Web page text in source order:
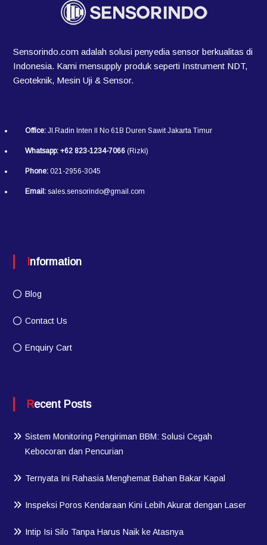
Sensorindo.com adalah solusi penyedia sensor berkualitas di
Indonesia. Kami mensupply produk seperti Instrument NDT,
Geoteknik, Mesin Uji & Sensor.
Office:Jl.Radin Inten II No 61B Duren Sawit Jakarta Timur
Whatsapp: +62 823-1234-7066(Rizki)
Phone:021-2956-3045
Email:sales.sensorindo@gmail.com
Information
Blog
Contact Us
Enquiry Cart
Recent Posts
Sistem Monitoring Pengiriman BBM: Solusi Cegah
Kebocoran dan Pencurian
Ternyata Ini Rahasia Menghemat Bahan Bakar Kapal
Inspeksi Poros Kendaraan Kini Lebih Akurat dengan Laser
Intip Isi Silo Tanpa Harus Naik ke Atasnya